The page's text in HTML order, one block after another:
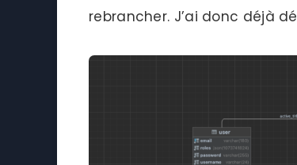
rebrancher. J’ai donc déjà